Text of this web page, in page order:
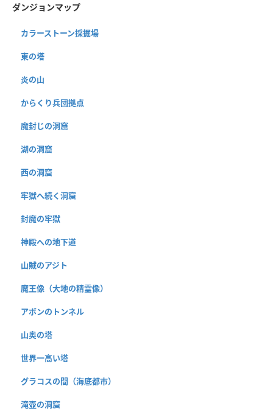
ダンジョンマップ
カラーストーン採掘場
東の塔
炎の山
からくり兵団拠点
魔封じの洞窟
湖の洞窟
西の洞窟
牢獄へ続く洞窟
封魔の牢獄
神殿への地下道
山賊のアジト
魔王像（大地の精霊像）
アボンのトンネル
山奥の塔
世界一高い塔
グラコスの間（海底都市）
滝壺の洞窟